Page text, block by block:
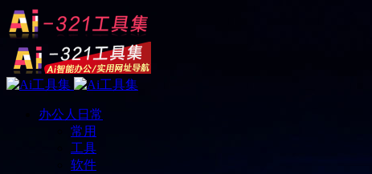
办公人日常
常用
工具
软件